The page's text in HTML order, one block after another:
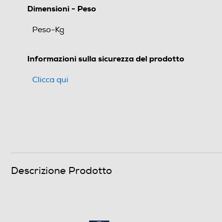
Dimensioni - Peso
Peso-Kg
Informazioni sulla sicurezza del prodotto
Clicca qui
Descrizione Prodotto